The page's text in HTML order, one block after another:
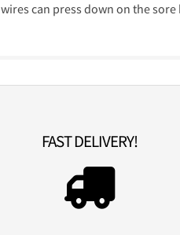
wires can press down on the
FAST DELIVERY!